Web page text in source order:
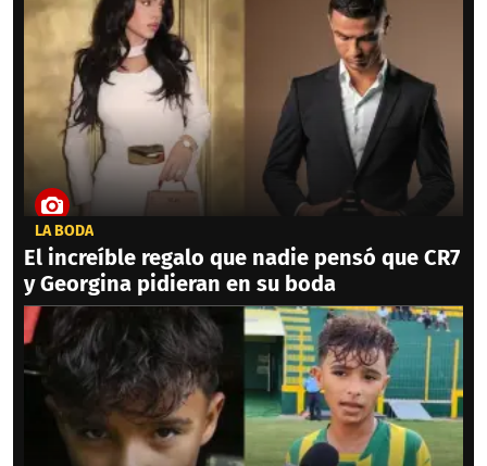
LA BODA
El increíble regalo que nadie pensó que CR7
y Georgina pidieran en su boda